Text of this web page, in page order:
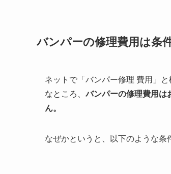
バンパーの修理費用は条
ネットで「バンパー修理 費用」
なところ、バンパーの修理費用は
ん。
なぜかというと、以下のような条